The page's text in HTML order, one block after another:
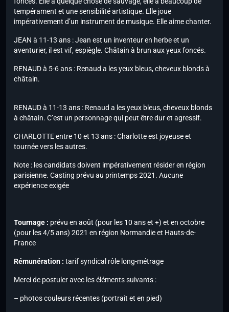
tempérament et une sensibilité artistique. Elle joue
impérativement d’un instrument de musique. Elle aime chanter.
JEAN à 11-13 ans : Jean est un inventeur en herbe et un
aventurier, il est vif, espiègle. Châtain à brun aux yeux foncés.
RENAUD à 5-6 ans : Renaud a les yeux bleus, cheveux blonds à
châtain.
RENAUD à 11-13 ans : Renaud a les yeux bleus, cheveux blonds
à châtain. C’est un personnage qui peut être dur et agressif.
CHARLOTTE entre 10 et 13 ans : Charlotte est joyeuse et
tournée vers les autres.
Note : les candidats doivent impérativement résider en région
parisienne. Casting prévu au printemps 2021. Aucune
expérience exigée
Tournage : prévu en août (pour les 10 ans et +) et en octobre
(pour les 4/5 ans) 2021 en région Normandie et Hauts-de-
France
Rémunération : tarif syndical rôle long-métrage
Merci de postuler avec les éléments suivants :
– photos couleurs récentes (portrait et en pied)